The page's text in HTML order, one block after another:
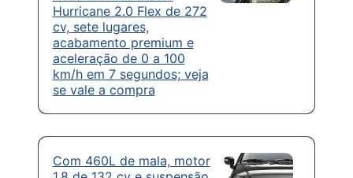
Hurricane 2.0 Flex de 272
cv, sete lugares,
acabamento premium e
aceleração de 0 a 100
km/h em 7 segundos; veja
se vale a compra
Com 460L de mala, motor